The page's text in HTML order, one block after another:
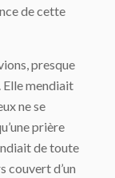
de cette
presque
Elle mendiait
ne se
prière
de toute
couvert d’un